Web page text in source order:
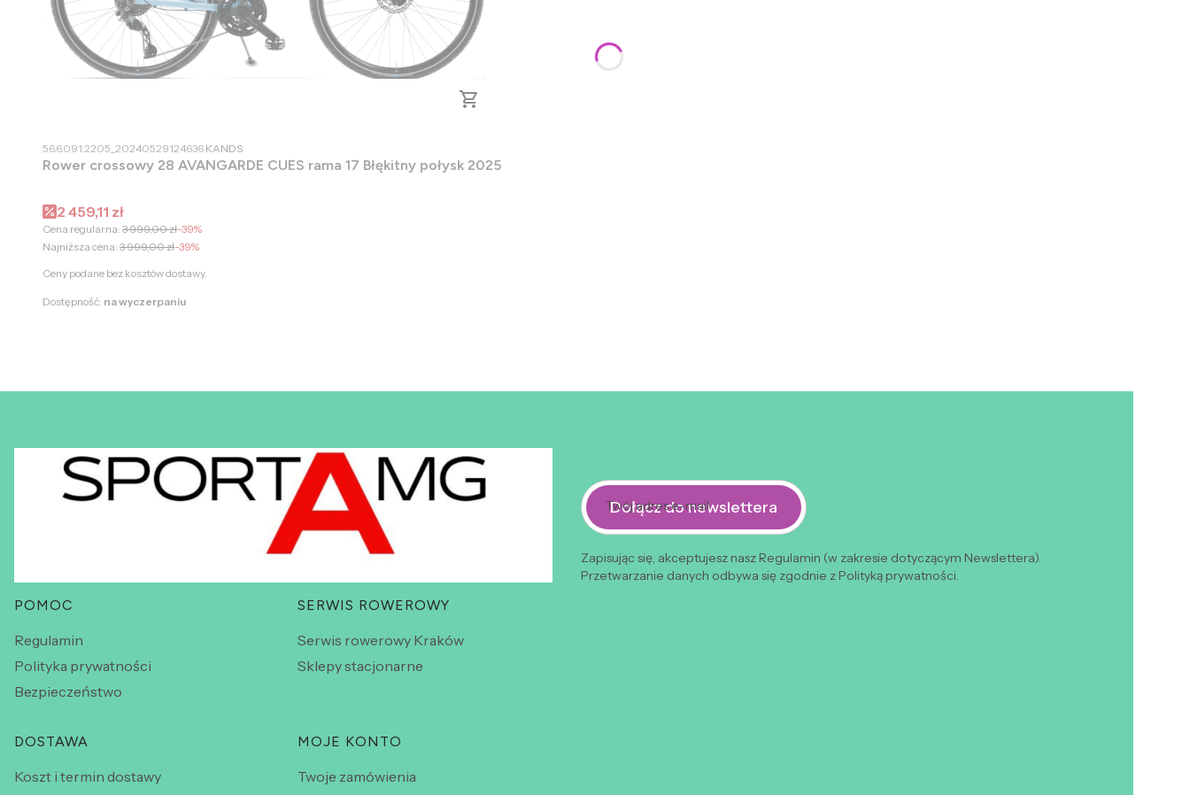
56.6.091.2205_20240529124636 PRODUCENT
KANDS
Rower crossowy 28 AVANGARDE CUES rama 17 Błękitny połysk 2025
Cena promocyjna
2 459,11 zł
Cena regularna: 3 999,00 zł-39%
Najniższa cena: 3 999,00 zł-39%
Ceny podane bez kosztów dostawy.
Dostępność: na wyczerpaniu
Linki w stopce
POMOC
Regulamin
Polityka prywatności
Bezpieczeństwo
SERWIS ROWEROWY
Serwis rowerowy Kraków
Sklepy stacjonarne
DOSTAWA
Koszt i termin dostawy
MOJE KONTO
Twoje zamówienia
Twój adres e-mail
Dołącz do newslettera
Zapisując się, akceptujesz nasz Regulamin (w zakresie dotyczącym Newslettera).
Przetwarzanie danych odbywa się zgodnie z Polityką prywatności.